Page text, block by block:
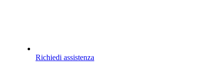
Richiedi assistenza